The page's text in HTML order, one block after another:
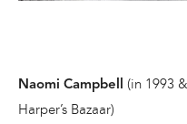
Naomi Campbell (in 1993
Harper’s Bazaar)